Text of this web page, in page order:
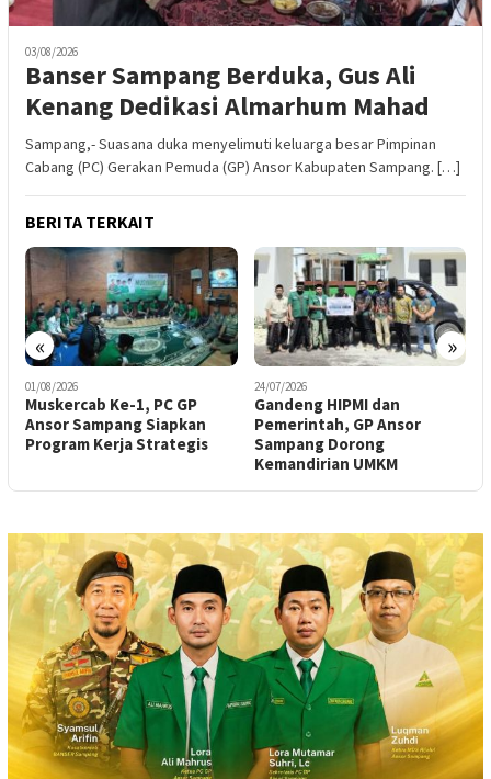
03/08/2026
Banser Sampang Berduka, Gus Ali
Kenang Dedikasi Almarhum Mahad
Sampang,- Suasana duka menyelimuti keluarga besar Pimpinan
Cabang (PC) Gerakan Pemuda (GP) Ansor Kabupaten Sampang. […]
BERITA TERKAIT
« »
24/07/2026
Gandeng HIPMI dan
Pemerintah, GP Ansor
Sampang Dorong
14/07/2026
Penghormatan Terakhir
Untuk Afandi, Kader
Terbaik Banser Ketapang